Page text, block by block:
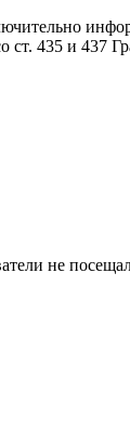
ст. 435 и 437
не